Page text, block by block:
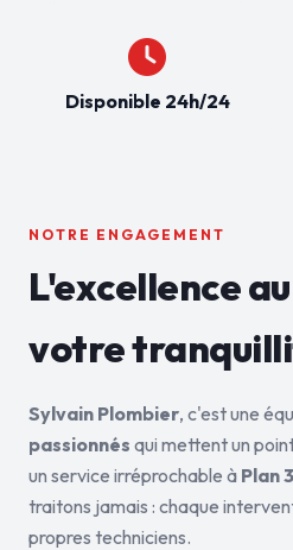
Disponible 24h/24
NOTRE ENGAGEMENT
L'excellence
votre
Sylvain Plombier, c'est une
passionnés qui mettent un
un service irréprochable à Plan
traitons jamais : chaque
propres techniciens.